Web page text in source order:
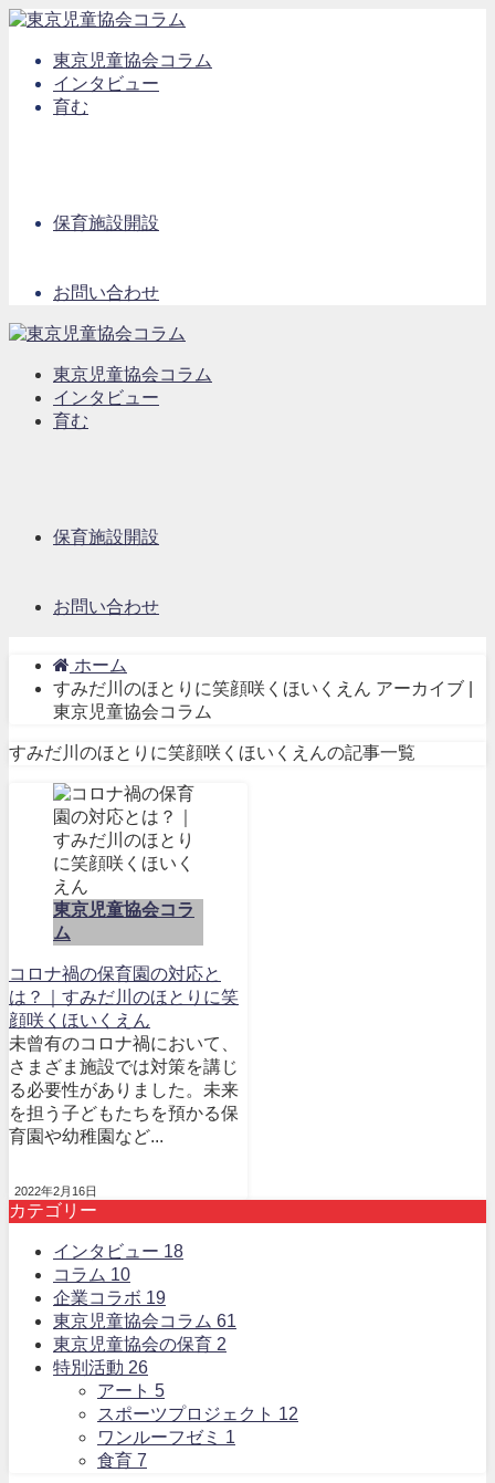
東京児童協会コラム
インタビュー
育む
保育施設開設
お問い合わせ
東京児童協会コラム
インタビュー
育む
保育施設開設
お問い合わせ
ホーム
すみだ川のほとりに笑顔咲くほいくえん アーカイブ |
東京児童協会コラム
すみだ川のほとりに笑顔咲くほいくえんの記事一覧
東京児童協会コラ
ム
コロナ禍の保育園の対応と
は？｜すみだ川のほとりに笑
顔咲くほいくえん
未曾有のコロナ禍において、
さまざま施設では対策を講じ
る必要性がありました。未来
を担う子どもたちを預かる保
育園や幼稚園など...
2022年2月16日
カテゴリー
インタビュー 18
コラム 10
企業コラボ 19
東京児童協会コラム 61
東京児童協会の保育 2
特別活動 26
アート 5
スポーツプロジェクト 12
ワンルーフゼミ 1
食育 7